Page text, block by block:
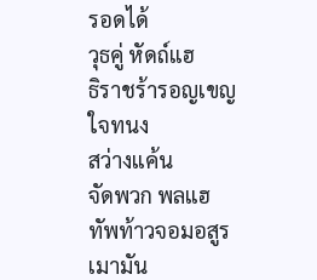
รอดได้
วุธคู่ หัดถ์แฮ
ธิราชร้ารอญเขญ
ใจทนง
สว่างแค้น
จัดพวก พลแฮ
ทัพท้าวจอมอสูร
เมามัน